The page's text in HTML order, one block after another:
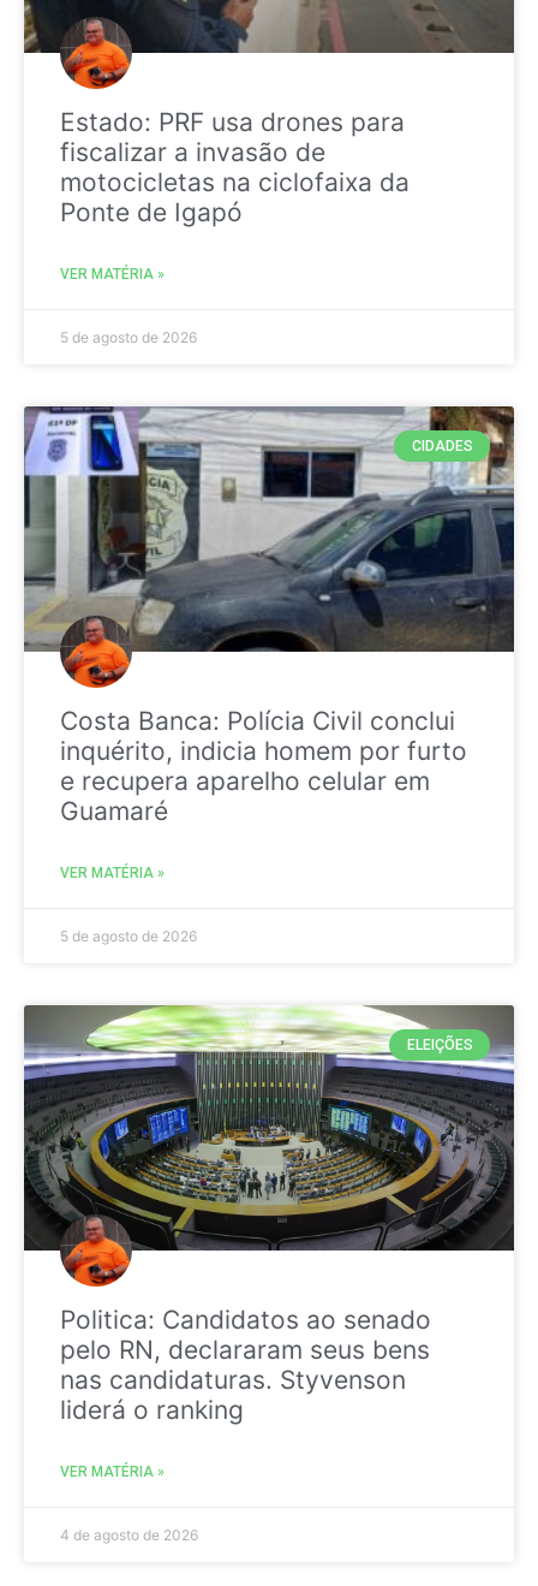
Estado: PRF usa drones para
fiscalizar a invasão de
motocicletas na ciclofaixa da
Ponte de Igapó
VER MATÉRIA »
5 de agosto de 2026
CIDADES
Costa Banca: Polícia Civil conclui
inquérito, indicia homem por furto
e recupera aparelho celular em
Guamaré
VER MATÉRIA »
5 de agosto de 2026
ELEIÇÕES
Politica: Candidatos ao senado
pelo RN, declararam seus bens
nas candidaturas. Styvenson
liderá o ranking
VER MATÉRIA »
4 de agosto de 2026